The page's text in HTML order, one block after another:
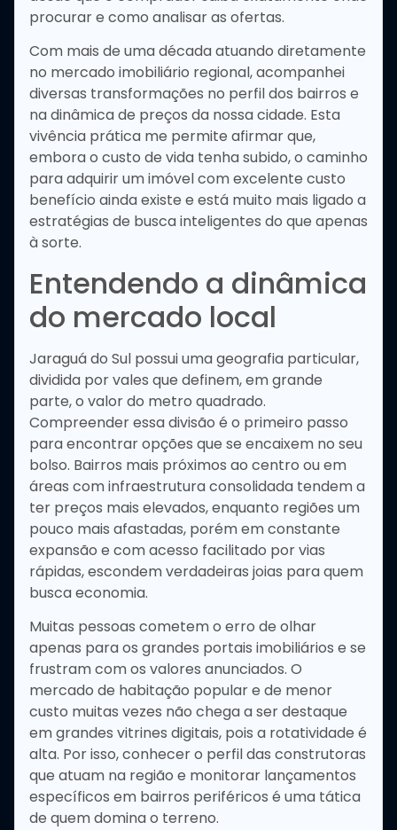
procurar e como analisar as ofertas.
Com mais de uma década atuando diretamente
no mercado imobiliário regional, acompanhei
diversas transformações no perfil dos bairros e
na dinâmica de preços da nossa cidade. Esta
vivência prática me permite afirmar que,
embora o custo de vida tenha subido, o caminho
para adquirir um imóvel com excelente custo
benefício ainda existe e está muito mais ligado a
estratégias de busca inteligentes do que apenas
à sorte.
Entendendo a dinâmica
do mercado local
Jaraguá do Sul possui uma geografia particular,
dividida por vales que definem, em grande
parte, o valor do metro quadrado.
Compreender essa divisão é o primeiro passo
para encontrar opções que se encaixem no seu
bolso. Bairros mais próximos ao centro ou em
áreas com infraestrutura consolidada tendem a
ter preços mais elevados, enquanto regiões um
pouco mais afastadas, porém em constante
expansão e com acesso facilitado por vias
rápidas, escondem verdadeiras joias para quem
busca economia.
Muitas pessoas cometem o erro de olhar
apenas para os grandes portais imobiliários e se
frustram com os valores anunciados. O
mercado de habitação popular e de menor
custo muitas vezes não chega a ser destaque
em grandes vitrines digitais, pois a rotatividade é
alta. Por isso, conhecer o perfil das construtoras
que atuam na região e monitorar lançamentos
específicos em bairros periféricos é uma tática
de quem domina o terreno.